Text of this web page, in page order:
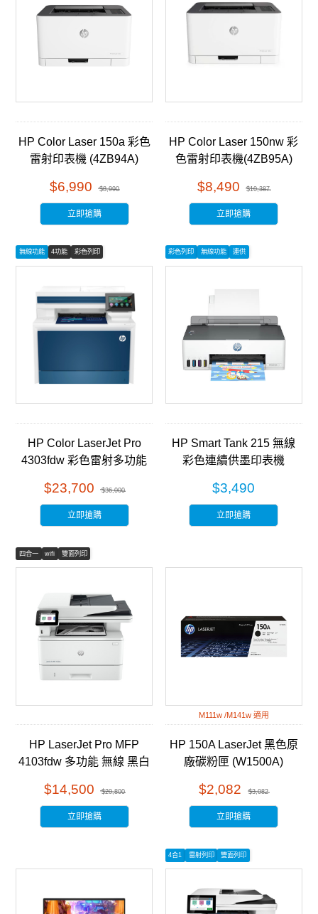
HP Color Laser 150a 彩色
雷射印表機 (4ZB94A)
$6,990 $8,990
立即搶購
HP Color Laser 150nw 彩
色雷射印表機(4ZB95A)
$8,490 $10,387
立即搶購
無線功能 4功能 彩色列印
HP Color LaserJet Pro
4303fdw 彩色雷射多功能
$23,700 $36,000
立即搶購
彩色列印 無線功能 連供
HP Smart Tank 215 無線
彩色連續供墨印表機
$3,490
立即搶購
四合一 wifi 雙面列印
HP LaserJet Pro MFP
4103fdw 多功能 無線 黑白
$14,500 $20,800
立即搶購
M111w /M141w 適用
HP 150A LaserJet 黑色原
廠碳粉匣 (W1500A)
$2,082 $3,082
立即搶購
4合1 雷射列印 雙面列印